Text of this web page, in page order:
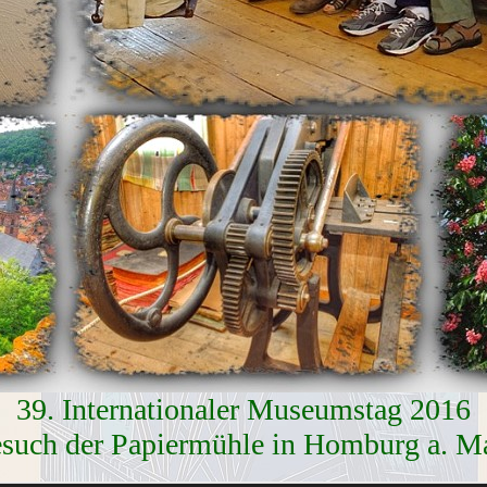
39. Internationaler Museumstag 2016
der Papiermühle in Homburg a.